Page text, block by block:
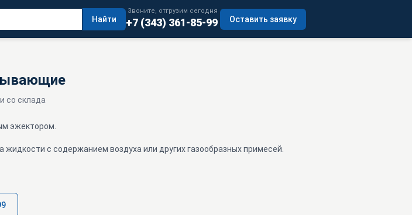
Найти
Звоните, отгрузим сегодня
+7 (343) 361-85-99 Оставить заявку
со склада
эжектором.
с содержанием воздуха или других газообразных примесей.